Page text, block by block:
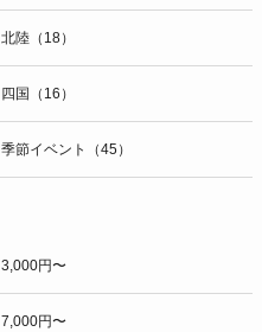
北陸（18）
四国（16）
季節イベント（45）
3,000円〜
7,000円〜